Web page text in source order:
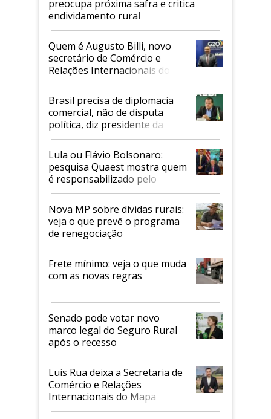
preocupa próxima safra e critica
endividamento rural
Quem é Augusto Billi, novo
secretário de Comércio e
Relações Internacionais do
Mapa
Brasil precisa de diplomacia
comercial, não de disputa
política, diz presidente da
Faesp
Lula ou Flávio Bolsonaro:
pesquisa Quaest mostra quem
é responsabilizado pelo
tarifaço dos EUA
Nova MP sobre dívidas rurais:
veja o que prevê o programa
de renegociação
Frete mínimo: veja o que muda
com as novas regras
Senado pode votar novo
marco legal do Seguro Rural
após o recesso
Luis Rua deixa a Secretaria de
Comércio e Relações
Internacionais do Mapa